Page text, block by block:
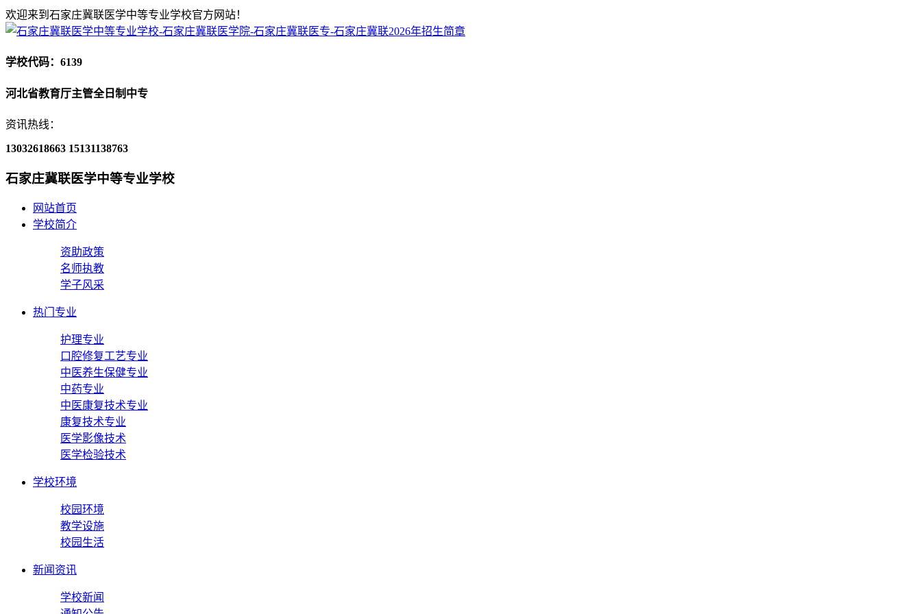
欢迎来到石家庄冀联医学中等专业学校官方网站！
学校代码：6139
河北省教育厅主管全日制中专
资讯热线：
13032618663 15131138763
石家庄冀联医学中等专业学校
网站首页
学校简介
资助政策
名师执教
学子风采
热门专业
护理专业
口腔修复工艺专业
中医养生保健专业
中药专业
中医康复技术专业
康复技术专业
医学影像技术
医学检验技术
学校环境
校园环境
教学设施
校园生活
新闻资讯
学校新闻